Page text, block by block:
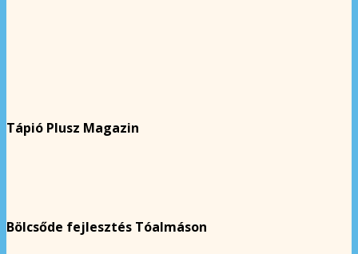
Tápió Plusz Magazin
Bölcsőde fejlesztés Tóalmáson